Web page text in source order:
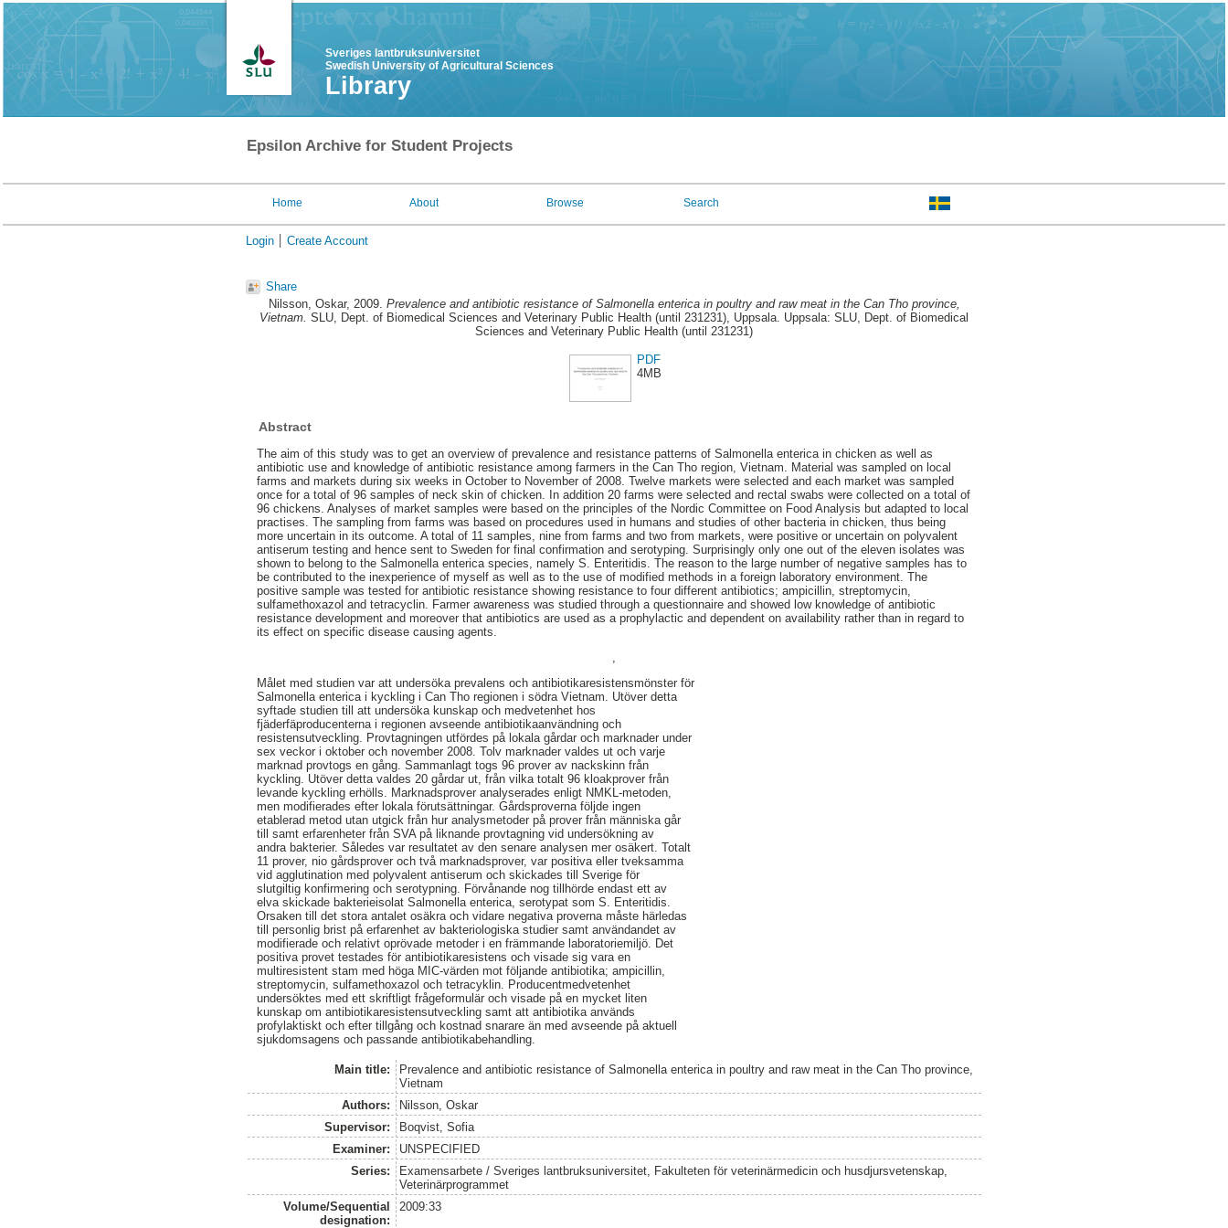
Sveriges lantbruksuniversitet
Swedish University of Agricultural Sciences
Library
Epsilon Archive for Student Projects
Home About Browse Search
Login Create Account
Share
Nilsson, Oskar, 2009. Prevalence and antibiotic resistance of Salmonella enterica in poultry and raw meat in the Can Tho province,
Vietnam. SLU, Dept. of Biomedical Sciences and Veterinary Public Health (until 231231), Uppsala. Uppsala: SLU, Dept. of Biomedical
Sciences and Veterinary Public Health (until 231231)
PDF
4MB
Abstract
The aim of this study was to get an overview of prevalence and resistance patterns of Salmonella enterica in chicken as well as
antibiotic use and knowledge of antibiotic resistance among farmers in the Can Tho region, Vietnam. Material was sampled on local
farms and markets during six weeks in October to November of 2008. Twelve markets were selected and each market was sampled
once for a total of 96 samples of neck skin of chicken. In addition 20 farms were selected and rectal swabs were collected on a total of
96 chickens. Analyses of market samples were based on the principles of the Nordic Committee on Food Analysis but adapted to local
practises. The sampling from farms was based on procedures used in humans and studies of other bacteria in chicken, thus being
more uncertain in its outcome. A total of 11 samples, nine from farms and two from markets, were positive or uncertain on polyvalent
antiserum testing and hence sent to Sweden for final confirmation and serotyping. Surprisingly only one out of the eleven isolates was
shown to belong to the Salmonella enterica species, namely S. Enteritidis. The reason to the large number of negative samples has to
be contributed to the inexperience of myself as well as to the use of modified methods in a foreign laboratory environment. The
positive sample was tested for antibiotic resistance showing resistance to four different antibiotics; ampicillin, streptomycin,
sulfamethoxazol and tetracyclin. Farmer awareness was studied through a questionnaire and showed low knowledge of antibiotic
resistance development and moreover that antibiotics are used as a prophylactic and dependent on availability rather than in regard to
its effect on specific disease causing agents.
Målet med studien var att undersöka prevalens och antibiotikaresistensmönster för
Salmonella enterica i kyckling i Can Tho regionen i södra Vietnam. Utöver detta
syftade studien till att undersöka kunskap och medvetenhet hos
fjäderfäproducenterna i regionen avseende antibiotikaanvändning och
resistensutveckling. Provtagningen utfördes på lokala gårdar och marknader under
sex veckor i oktober och november 2008. Tolv marknader valdes ut och varje
marknad provtogs en gång. Sammanlagt togs 96 prover av nackskinn från
kyckling. Utöver detta valdes 20 gårdar ut, från vilka totalt 96 kloakprover från
levande kyckling erhölls. Marknadsprover analyserades enligt NMKL-metoden,
men modifierades efter lokala förutsättningar. Gårdsproverna följde ingen
etablerad metod utan utgick från hur analysmetoder på prover från människa går
till samt erfarenheter från SVA på liknande provtagning vid undersökning av
andra bakterier. Således var resultatet av den senare analysen mer osäkert. Totalt
11 prover, nio gårdsprover och två marknadsprover, var positiva eller tveksamma
vid agglutination med polyvalent antiserum och skickades till Sverige för
slutgiltig konfirmering och serotypning. Förvånande nog tillhörde endast ett av
elva skickade bakterieisolat Salmonella enterica, serotypat som S. Enteritidis.
Orsaken till det stora antalet osäkra och vidare negativa proverna måste härledas
till personlig brist på erfarenhet av bakteriologiska studier samt användandet av
modifierade och relativt oprövade metoder i en främmande laboratoriemiljö. Det
positiva provet testades för antibiotikaresistens och visade sig vara en
multiresistent stam med höga MIC-värden mot följande antibiotika; ampicillin,
streptomycin, sulfamethoxazol och tetracyklin. Producentmedvetenhet
undersöktes med ett skriftligt frågeformulär och visade på en mycket liten
kunskap om antibiotikaresistensutveckling samt att antibiotika används
profylaktiskt och efter tillgång och kostnad snarare än med avseende på aktuell
sjukdomsagens och passande antibiotikabehandling.
Main title:
Prevalence and antibiotic resistance of Salmonella enterica in poultry and raw meat in the Can Tho province,
Vietnam
Authors:
Nilsson, Oskar
Supervisor:
Boqvist, Sofia
Examiner:
UNSPECIFIED
Series:
Examensarbete / Sveriges lantbruksuniversitet, Fakulteten för veterinärmedicin och husdjursvetenskap,
Veterinärprogrammet
Volume/Sequential
designation:
2009:33